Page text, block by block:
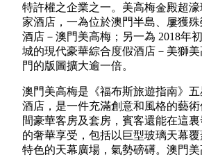
特許權之企業之一。美高梅金殿超
家酒店，一為位於澳門半島、屢獲
酒店－澳門美高梅；另一為 2018年
城的現代豪華綜合度假酒店－美獅
門的版圖擴大逾一倍。
澳門美高梅是《福布斯旅遊指南》
酒店，是一件充滿創意和風格的藝
間豪華客房及套房，賓客還能在這
的奢華享受，包括以巨型玻璃天幕
特色的天幕廣場，氣勢磅礡。澳門